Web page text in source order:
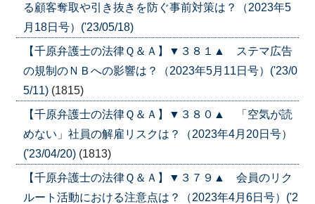
る顧客奪取や引き抜きを防ぐ事前対策は？（2023年5
月18日号）('23/05/18)
【千原弁護士の法律Ｑ＆Ａ】▼３８１▲ ステマ広告
の規制のＮＢへの影響は？（2023年5月11日号）('23/0
5/11) (1815)
【千原弁護士の法律Ｑ＆Ａ】▼３８０▲ 「空気が読
めない」社員の解雇リスクは？（2023年4月20日号）
('23/04/20) (1813)
【千原弁護士の法律Ｑ＆Ａ】▼３７９▲ 会員のリク
ルート活動における注意点は？（2023年4月6日号）('2